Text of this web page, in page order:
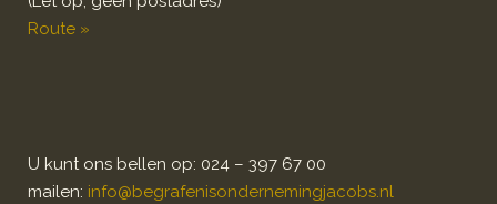
Route »
U kunt ons bellen op: 024 – 397 67 00
mailen: info@begrafenisondernemingjacobs.nl